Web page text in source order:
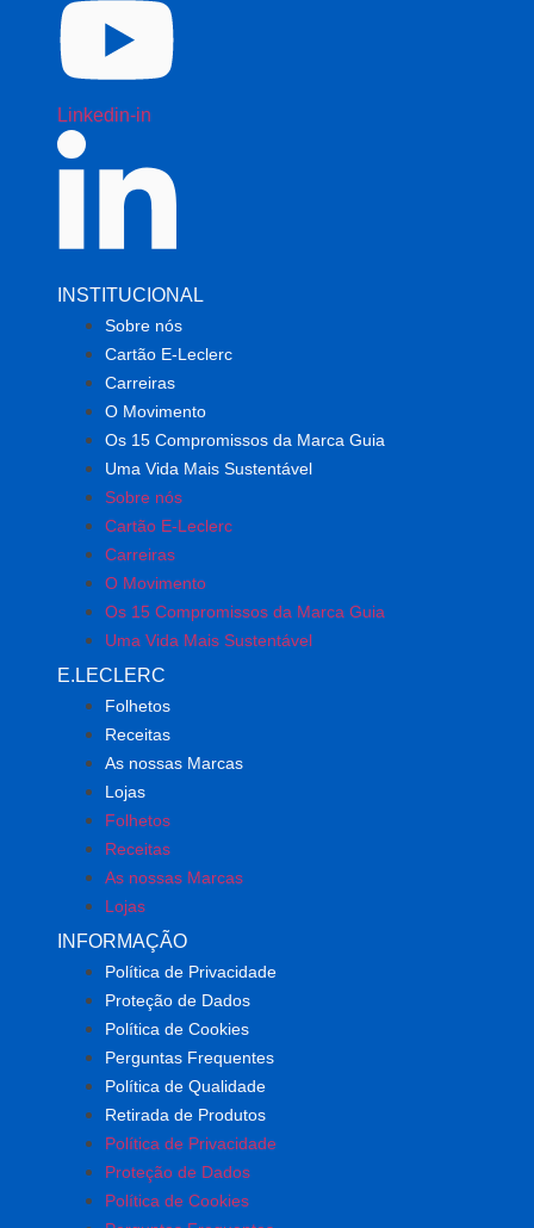
Linkedin-in
INSTITUCIONAL
Sobre nós
Cartão E-Leclerc
Carreiras
O Movimento
Os 15 Compromissos da Marca Guia
Uma Vida Mais Sustentável
Sobre nós
Cartão E-Leclerc
Carreiras
O Movimento
Os 15 Compromissos da Marca Guia
Uma Vida Mais Sustentável
E.LECLERC
Folhetos
Receitas
As nossas Marcas
Lojas
Folhetos
Receitas
As nossas Marcas
Lojas
INFORMAÇÃO
Política de Privacidade
Proteção de Dados
Política de Cookies
Perguntas Frequentes
Política de Qualidade
Retirada de Produtos
Política de Privacidade
Proteção de Dados
Política de Cookies